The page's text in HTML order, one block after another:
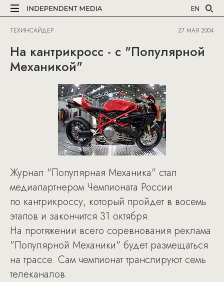
EN
ТЕХИНСАЙДЕР 27 МАЯ 2004
На кантрикросс - с "Популярной
Механикой"
Журнал "Популярная Механика" стал
медиапартнером Чемпионата России
по кантрикроссу, который пройдет в восемь
этапов и закончится 31 октября.
На протяжении всего соревнования реклама
"Популярной Механики" будет размещаться
на трассе. Сам чемпионат транслируют семь
телеканалов.